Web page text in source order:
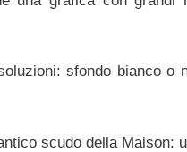
sfondo bianco
scudo della